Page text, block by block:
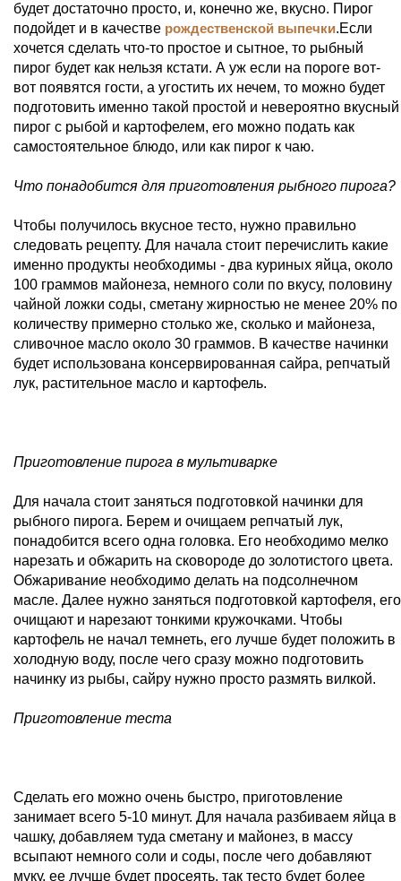
будет достаточно просто, и, конечно же, вкусно. Пирог
подойдет и в качестве рождественской выпечки.Если
хочется сделать что-то простое и сытное, то рыбный
пирог будет как нельзя кстати. А уж если на пороге вот-
вот появятся гости, а угостить их нечем, то можно будет
подготовить именно такой простой и невероятно вкусный
пирог с рыбой и картофелем, его можно подать как
самостоятельное блюдо, или как пирог к чаю.
Что понадобится для приготовления рыбного пирога?
Чтобы получилось вкусное тесто, нужно правильно
следовать рецепту. Для начала стоит перечислить какие
именно продукты необходимы - два куриных яйца, около
100 граммов майонеза, немного соли по вкусу, половину
чайной ложки соды, сметану жирностью не менее 20% по
количеству примерно столько же, сколько и майонеза,
сливочное масло около 30 граммов. В качестве начинки
будет использована консервированная сайра, репчатый
лук, растительное масло и картофель.
Приготовление пирога в мультиварке
Для начала стоит заняться подготовкой начинки для
рыбного пирога. Берем и очищаем репчатый лук,
понадобится всего одна головка. Его необходимо мелко
нарезать и обжарить на сковороде до золотистого цвета.
Обжаривание необходимо делать на подсолнечном
масле. Далее нужно заняться подготовкой картофеля, его
очищают и нарезают тонкими кружочками. Чтобы
картофель не начал темнеть, его лучше будет положить в
холодную воду, после чего сразу можно подготовить
начинку из рыбы, сайру нужно просто размять вилкой.
Приготовление теста
Сделать его можно очень быстро, приготовление
занимает всего 5-10 минут. Для начала разбиваем яйца в
чашку, добавляем туда сметану и майонез, в массу
всыпают немного соли и соды, после чего добавляют
муку, ее лучше будет просеять, так тесто будет более